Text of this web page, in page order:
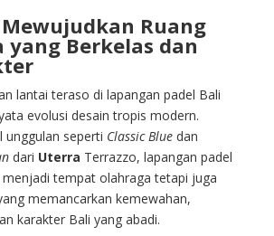
Ruang
yang Berkelas dan
lantai teraso di lapangan padel Bali
evolusi desain tropis modern.
unggulan seperti Classic Bluedan
dari Uterra Terrazzo, lapangan padel
tempat olahraga tetapi juga
memancarkan kemewahan,
karakter Bali yang abadi.